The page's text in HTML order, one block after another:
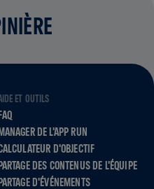
ET OUTILS
DE L'APP RUN
D'OBJECTIF
DES CONTENUS DE L'ÉQUIPE
D'ÉVÉNEMENTS